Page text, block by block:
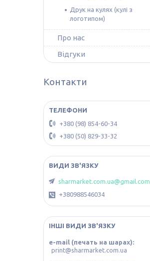
Друк на кулях (кулі з
логотипом)
Про нас
Відгуки
Контакти
+380 (98) 854-60-34
+380 (50) 829-33-32
sharmarket.com.ua@gmail.com
+380988546034
ІНШІ ВИДИ ЗВ'ЯЗКУ
e-mail (печать на шарах)
print@sharmarket.com.ua